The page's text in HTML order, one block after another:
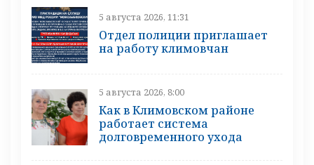
5 августа 2026, 11:31
Отдел полиции приглашает
на работу климовчан
5 августа 2026, 8:00
Как в Климовском районе
работает система
долговременного ухода